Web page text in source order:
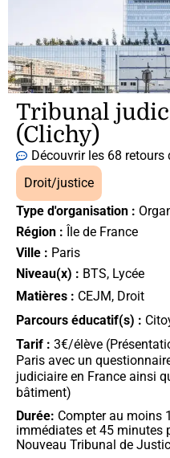
Tribunal
(Clichy)
Découvrir les 68
Droit/justice
Type d'organisation :
Région : Île de France
Ville : Paris
Niveau(x) : BTS, Lycée
Matières : CEJM, Droit
Parcours éducatif(s) :
Tarif : 3€/élève
Paris avec un
judiciaire en France ainsi
bâtiment)
Durée: Compter au moins
immédiates et 45 minutes
Nouveau Tribunal de